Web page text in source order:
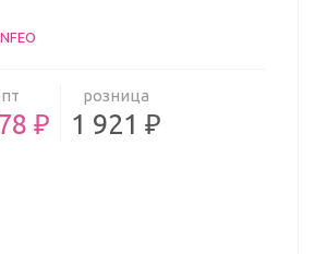
₽
розница
1 921 ₽